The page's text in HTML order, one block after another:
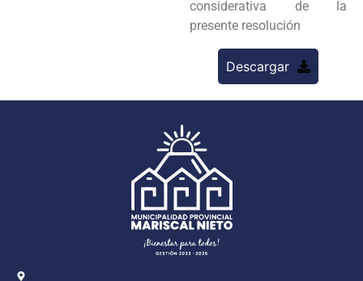
considerativa de la
presente resolución
Descargar